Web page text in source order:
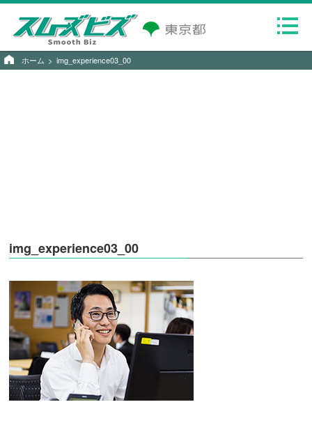
ホーム img_experience03_00
img_experience03_00